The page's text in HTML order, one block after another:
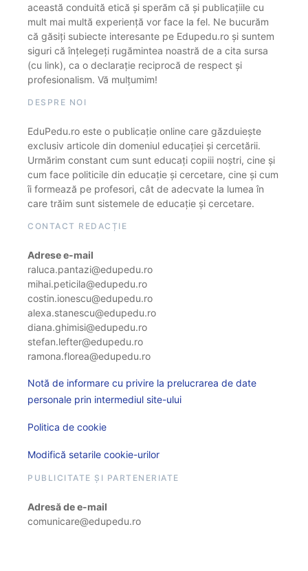
această conduită etică și sperăm că și publicațiile cu
mult mai multă experiență vor face la fel. Ne bucurăm
că găsiți subiecte interesante pe Edupedu.ro și suntem
siguri că înțelegeți rugămintea noastră de a cita sursa
(cu link), ca o declarație reciprocă de respect și
profesionalism. Vă mulțumim!
DESPRE NOI
EduPedu.ro este o publicație online care găzduiește
exclusiv articole din domeniul educației și cercetării.
Urmărim constant cum sunt educați copiii noștri, cine și
cum face politicile din educație și cercetare, cine și cum
îi formează pe profesori, cât de adecvate la lumea în
care trăim sunt sistemele de educație și cercetare.
CONTACT REDACȚIE
Adrese e-mail
raluca.pantazi@edupedu.ro
mihai.peticila@edupedu.ro
costin.ionescu@edupedu.ro
alexa.stanescu@edupedu.ro
diana.ghimisi@edupedu.ro
stefan.lefter@edupedu.ro
ramona.florea@edupedu.ro
Notă de informare cu privire la prelucrarea de date
personale prin intermediul site-ului
Politica de cookie
Modifică setarile cookie-urilor
PUBLICITATE ȘI PARTENERIATE
Adresă de e-mail
comunicare@edupedu.ro